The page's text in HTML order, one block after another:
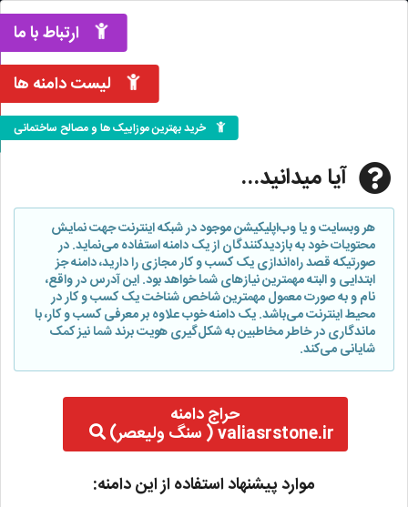
ارتباط با ما
لیست دامنه ها
خرید بهترین موزاییک ها و مصالح ساختمانی
آیا میدانید...
هر وبسایت و یا وب‌اپلیکیشن موجود در شبکه اینترنت جهت نمایش
محتویات خود به بازدیدکنندگان از یک دامنه استفاده می‌نماید. در
صورتیکه قصد راه‌اندازی یک کسب و کار مجازی را دارید، دامنه جز
ابتدایی و البته مهمترین نیازهای شما خواهد بود. این آدرس در واقع،
نام و به صورت معمول مهمترین شاخص شناخت یک کسب و کار در
محیط اینترنت می‌باشد. یک دامنه خوب علاوه بر معرفی کسب و کار، با
ماندگاری در خاطر مخاطبین به شکل‌گیری هویت برند شما نیز کمک
شایانی می‌کند.
حراج دامنه
valiasrstone.ir ( سنگ ولیعصر)
موارد پیشنهاد استفاده از این دامنه: